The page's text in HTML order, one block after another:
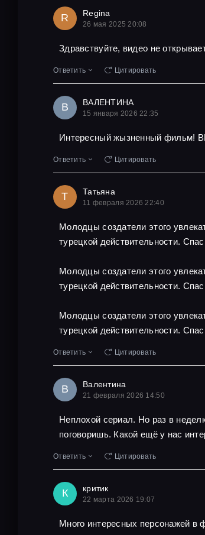
R Regina
26 мая 2025 20:08
Здравствуйте, видео не
Ответить Цитировать
В ВАЛЕНТИНА
15 января 2026 22:35
Интересный жызненный
Ответить Цитировать
Т Татьяна
11 февраля 2026 22:40
Молодцы создатели этого
турецкой действительности.
Молодцы создатели этого
турецкой действительности.
Молодцы создатели этого
турецкой действительности.
Ответить Цитировать
В Валентина
21 февраля 2026 14:50
Неплохой сериал. Но раз в
поговоришь. Какой ещё у нас
Ответить Цитировать
К критик
22 марта 2026 19:07
Много интересных персонажей в